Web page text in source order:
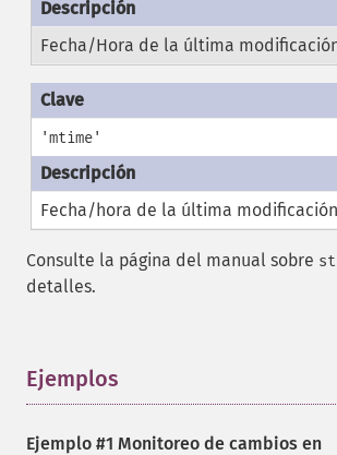
Fecha/Hora de la última
'mtime'
Fecha/hora de la última modificación
Consulte la página del manual sobre
detalles.
Ejemplos
Ejemplo #1 Monitoreo de cambios en